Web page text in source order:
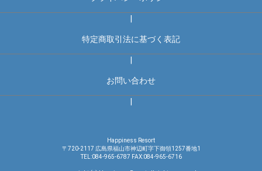
特定商取引法に基づく表記
お問い合わせ
Happiness Resort
〒720-2117 広島県福山市神辺町字下御領1257番地1
TEL:084-965-6787 FAX:084-965-6716